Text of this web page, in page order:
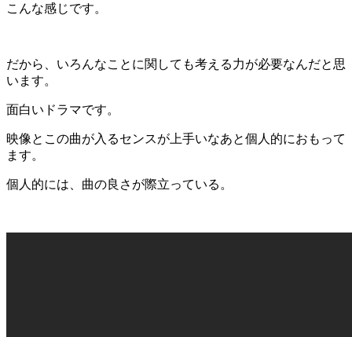
こんな感じです。
だから、いろんなことに関しても考える力が必要なんだと思
います。
面白いドラマです。
映像とこの曲が入るセンスが上手いなあと個人的におもって
ます。
個人的には、曲の良さが際立っている。